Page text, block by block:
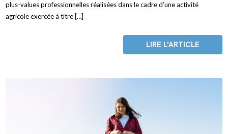
plus-values professionnelles réalisées dans le cadre d’une activité
agricole exercée à titre […]
LIRE L'ARTICLE